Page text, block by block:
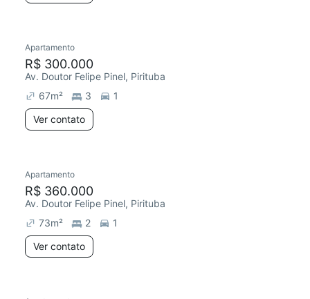
Redecorar
Apartamento
R$ 300.000
Av. Doutor Felipe Pinel, Pirituba
67m² 3
1
Ver contato
Chegou este mês
Apartamento
R$ 360.000
Av. Doutor Felipe Pinel, Pirituba
73m² 2
1
Ver contato